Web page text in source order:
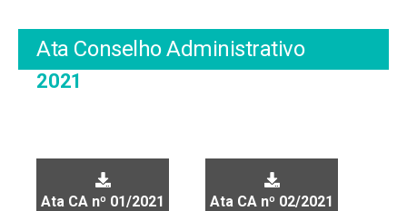
Ata Conselho Administrativo
2021
Ata CA nº 01/2021 Ata CA nº 02/2021